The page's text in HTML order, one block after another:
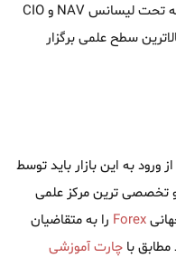
در کشور میباشد که تحت لیسانس NAV و CIO
سطح علمی برگزار
به این بازار باید توسط
تخصصی ترین مرکز علمی
Forex را به متقاضیان
با چارت آموزشی